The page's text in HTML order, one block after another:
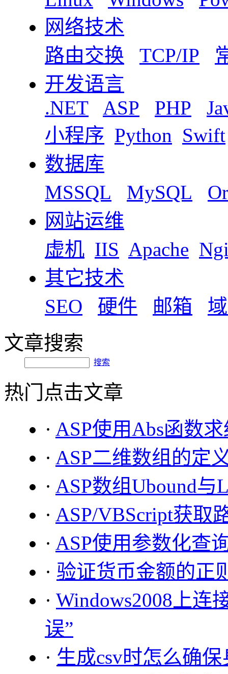
网络技术
路由交换
TCP/IP
开发语言
.NET
ASP PHP
小程序 Python Swift
数据库
MSSQL
MySQL
网站运维
虚机 IIS Apache
其它技术
SEO
硬件 邮箱
文章搜索
搜索
热门点击文章
· ASP使用Abs函数
· ASP二维数组的定
· ASP数组Ubound与
· ASP/VBScript获取
· ASP使用参数化查
· 验证货币金额的正
· Windows2008上连
误”
· 生成csv时怎么确